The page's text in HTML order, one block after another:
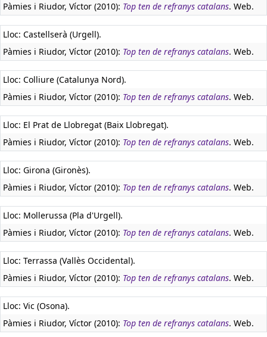
Pàmies i Riudor, Víctor (2010): Top ten de refranys catalans. Web.
Lloc: Castellserà (Urgell).
Pàmies i Riudor, Víctor (2010): Top ten de refranys catalans. Web.
Lloc: Colliure (Catalunya Nord).
Pàmies i Riudor, Víctor (2010): Top ten de refranys catalans. Web.
Lloc: El Prat de Llobregat (Baix Llobregat).
Pàmies i Riudor, Víctor (2010): Top ten de refranys catalans. Web.
Lloc: Girona (Gironès).
Pàmies i Riudor, Víctor (2010): Top ten de refranys catalans. Web.
Lloc: Mollerussa (Pla d'Urgell).
Pàmies i Riudor, Víctor (2010): Top ten de refranys catalans. Web.
Lloc: Terrassa (Vallès Occidental).
Pàmies i Riudor, Víctor (2010): Top ten de refranys catalans. Web.
Lloc: Vic (Osona).
Pàmies i Riudor, Víctor (2010): Top ten de refranys catalans. Web.